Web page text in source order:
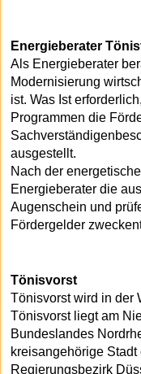
Energieberater
Als Energieberater
Modernisierung
ist. Was Ist
Programmen die
ausgestellt.
Nach der
Energieberater die
Augenschein und
Fördergelder
Tönisvorst
Tönisvorst wird in der
Tönisvorst liegt am
Bundeslandes
kreisangehörige
Regierungsbezirk